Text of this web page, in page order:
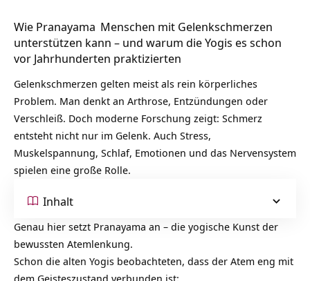
Wie Pranayama Menschen mit Gelenkschmerzen
unterstützen kann – und warum die Yogis es schon
vor Jahrhunderten praktizierten
Gelenkschmerzen gelten meist als rein körperliches
Problem. Man denkt an Arthrose, Entzündungen oder
Verschleiß. Doch moderne Forschung zeigt: Schmerz
entsteht nicht nur im Gelenk. Auch Stress,
Muskelspannung, Schlaf, Emotionen und das Nervensystem
spielen eine große Rolle.
Inhalt
Genau hier setzt Pranayama an – die yogische Kunst der
bewussten Atemlenkung.
Schon die alten Yogis beobachteten, dass der Atem eng mit
dem Geisteszustand verbunden ist: